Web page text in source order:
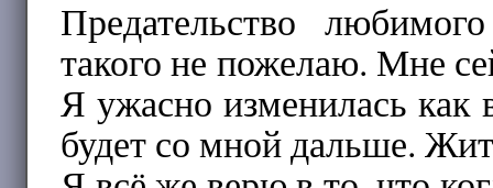
Предательство
такого не пожелаю. Мне
Я ужасно изменилась как
будет со мной дальше.